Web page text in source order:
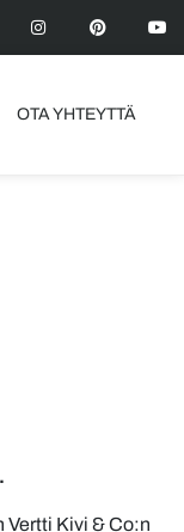
OTA YHTEYTTÄ
Kivi & Co:n